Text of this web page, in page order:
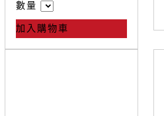
數量
加入購物車